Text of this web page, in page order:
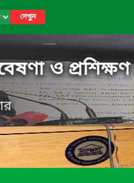
দেখুন
ও প্রশিক্ষণ